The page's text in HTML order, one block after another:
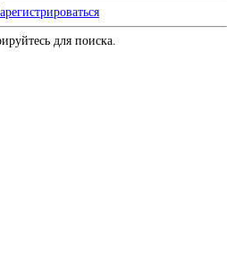
для поиска.